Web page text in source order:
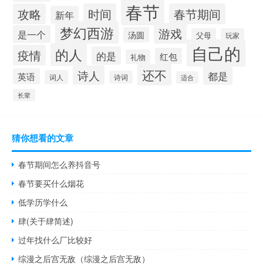
攻略 新年 时间 春节 春节期间
是一个 梦幻西游 汤圆 游戏 父母 玩家
疫情 的人 的是 礼物 红包 自己的
英语 词人 诗人 诗词 还不 适合 都是
长辈
猜你想看的文章
春节期间怎么养抖音号
春节要买什么烟花
低学历学什么
肆(关于肆简述)
过年找什么厂比较好
综漫之后宫无敌（综漫之后宫无敌）